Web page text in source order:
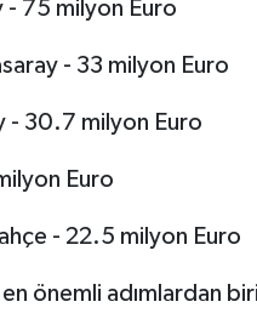
- 75 milyon Euro
- 33 milyon Euro
- 30.7 milyon Euro
Euro
- 22.5 milyon Euro
önemli adımlardan